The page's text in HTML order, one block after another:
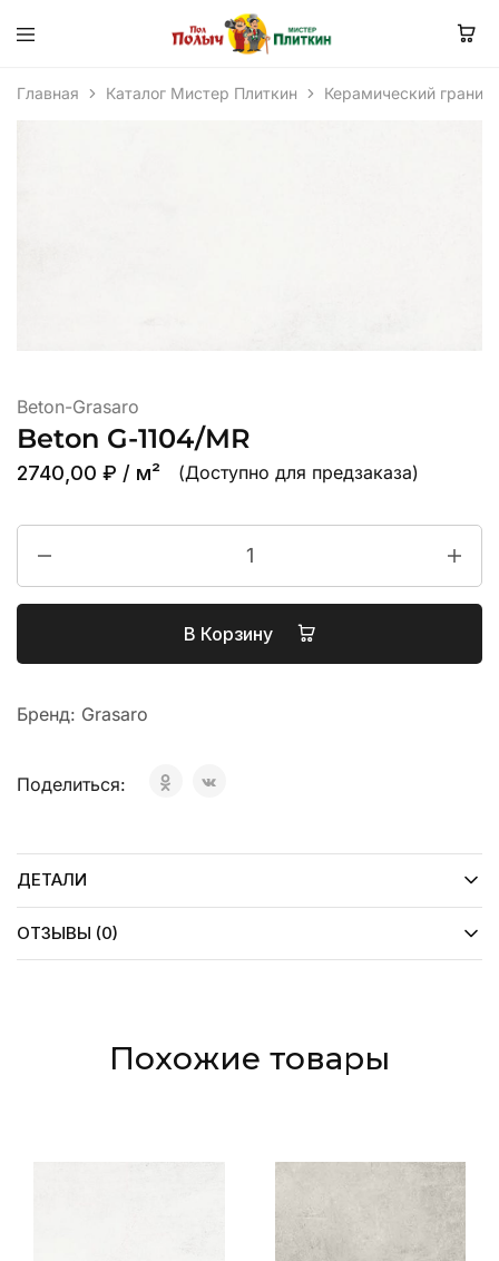
Главная Каталог Мистер Плиткин Керамический гранит
Beton-Grasaro
Beton G-1104/MR
2740,00 ₽ / м² (Доступно для предзаказа)
В Корзину
Бренд: Grasaro
Поделиться:
ДЕТАЛИ
ОТЗЫВЫ (0)
Похожие товары